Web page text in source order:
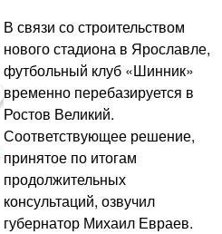
В связи со строительством
нового стадиона в Ярославле,
футбольный клуб «Шинник»
временно перебазируется в
Ростов Великий.
Соответствующее решение,
принятое по итогам
продолжительных
консультаций, озвучил
губернатор Михаил Евраев.